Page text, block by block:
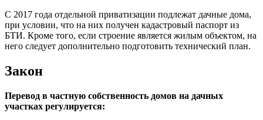
С 2017 года отдельной приватизации подлежат дачные дома,
при условии, что на них получен кадастровый паспорт из
БТИ. Кроме того, если строение является жилым объектом, на
него следует дополнительно подготовить технический план.
Закон
Перевод в частную собственность домов на дачных
участках регулируется: